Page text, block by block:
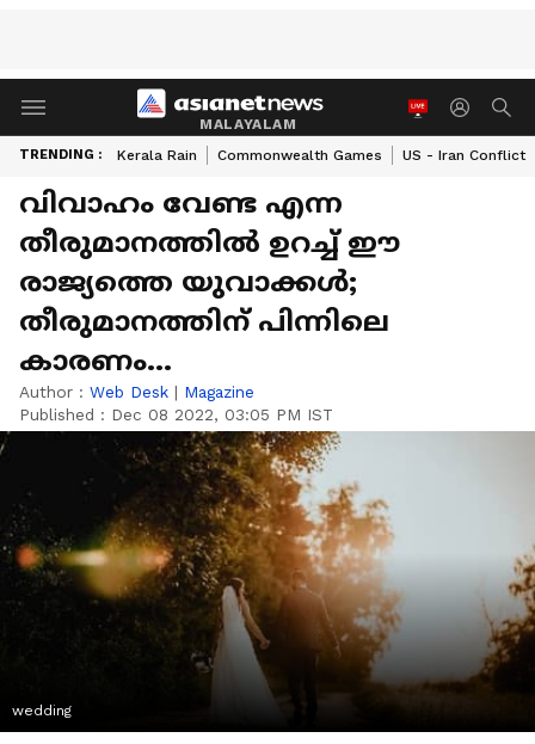
MALAYALAM
TRENDING : Kerala Rain Commonwealth Games US - Iran Conflict
വിവാഹം വേണ്ട എന്ന
തീരുമാനത്തിൽ ഉറച്ച് ഈ
രാജ്യത്തെ യുവാക്കള്‍;
തീരുമാനത്തിന് പിന്നിലെ
കാരണം...
Author : Web Desk | Magazine
Published : Dec 08 2022, 03:05 PM IST
wedding